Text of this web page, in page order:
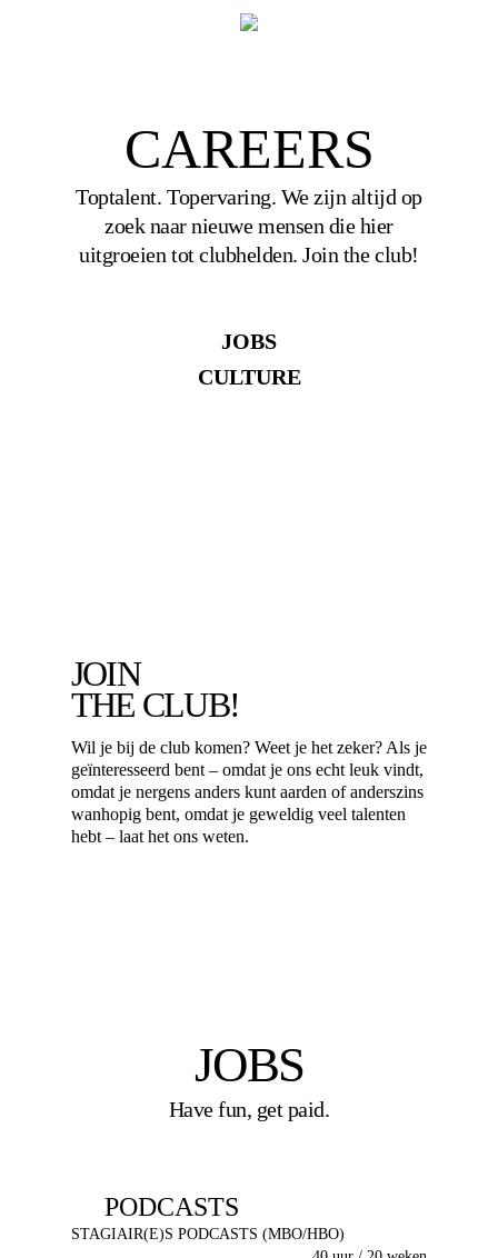
CAREERS
Toptalent. Topervaring. We zijn altijd op
zoek naar nieuwe mensen die hier
uitgroeien tot clubhelden. Join the club!
JOBS
CULTURE
JOIN
THE CLUB!
Wil je bij de club komen? Weet je het zeker? Als je
geïnteresseerd bent – omdat je ons echt leuk vindt,
omdat je nergens anders kunt aarden of anderszins
wanhopig bent, omdat je geweldig veel talenten
hebt – laat het ons weten.
JOBS
Have fun, get paid.
PODCASTS
STAGIAIR(E)S PODCASTS (MBO/HBO)